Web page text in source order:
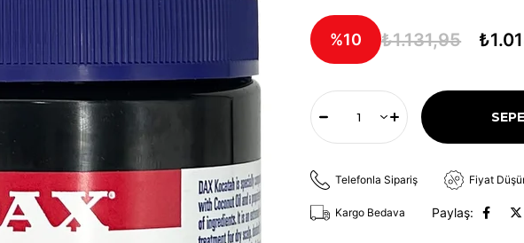
10 ₺1.131,95
Telefonla Sipariş Fiyat
Kargo Bedava Paylaş: